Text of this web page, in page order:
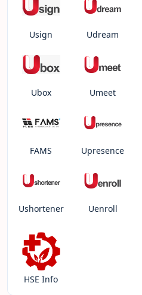
Usign Udream
Ubox Umeet
FAMS Upresence
Ushortener Uenroll
HSE Info